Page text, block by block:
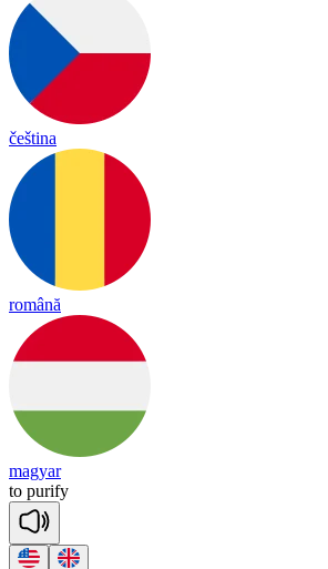
čeština
română
magyar
to purify